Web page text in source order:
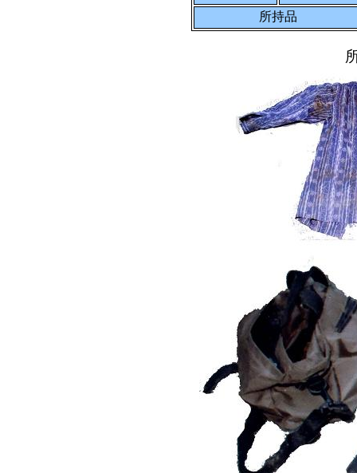
所持品